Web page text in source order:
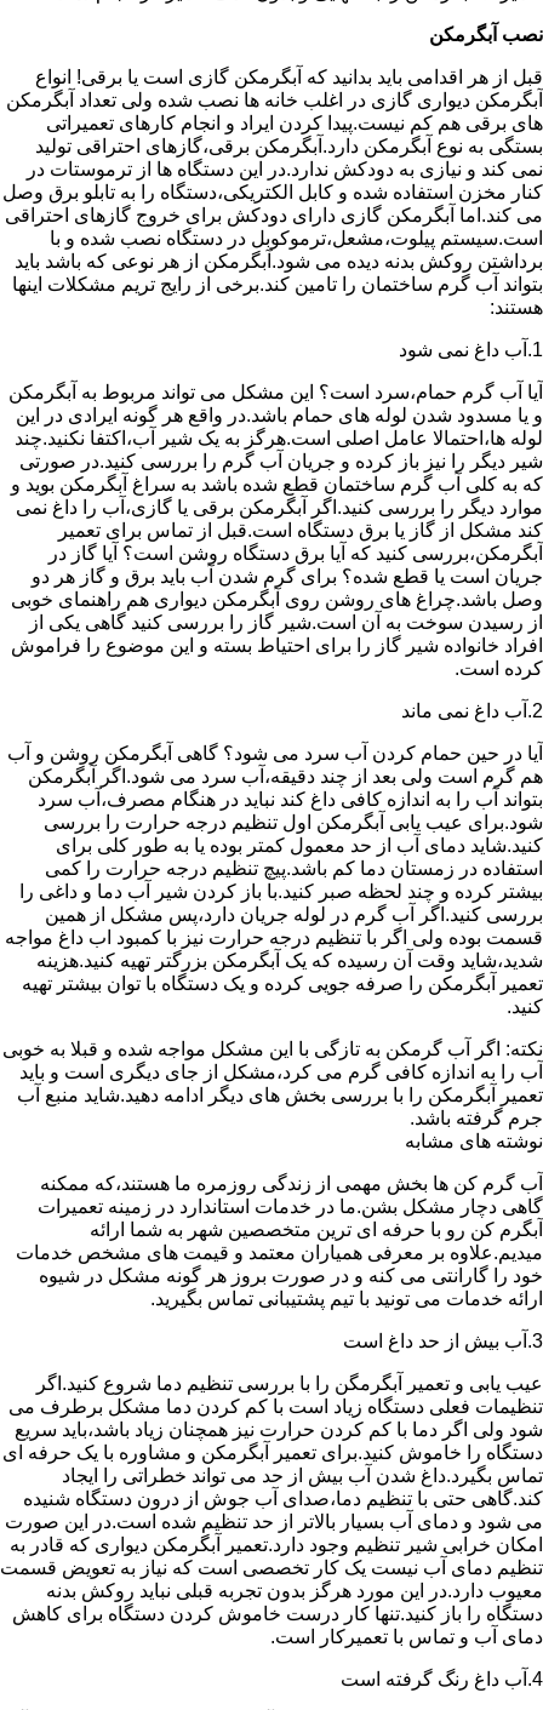
نصب آبگرمکن
قبل از هر اقدامی باید بدانید که آبگرمکن گازی است یا برقی! انواع
آبگرمکن دیواری گازی در اغلب خانه ها نصب شده ولی تعداد آبگرمکن
های برقی هم کم نیست.پیدا کردن ایراد و انجام کارهای تعمیراتی
بستگی به نوع آبگرمکن دارد.آبگرمکن برقی،گازهای احتراقی تولید
نمی کند و نیازی به دودکش ندارد.در این دستگاه ها از ترموستات در
کنار مخزن استفاده شده و کابل الکتریکی،دستگاه را به تابلو برق وصل
می کند.اما آبگرمکن گازی دارای دودکش برای خروج گازهای احتراقی
است.سیستم پیلوت،مشعل،ترموکوبل در دستگاه نصب شده و با
برداشتن روکش بدنه دیده می شود.آبگرمکن از هر نوعی که باشد باید
بتواند آب گرم ساختمان را تامین کند.برخی از رایج تریم مشکلات اینها
هستند:
1.آب داغ نمی شود
آیا آب گرم حمام،سرد است؟ این مشکل می تواند مربوط به آبگرمکن
و یا مسدود شدن لوله های حمام باشد.در واقع هر گونه ایرادی در این
لوله ها،احتمالا عامل اصلی است.هرگز به یک شیر آب،اکتفا نکنید.چند
شیر دیگر را نیز باز کرده و جریان آب گرم را بررسی کنید.در صورتی
که به کلی آب گرم ساختمان قطع شده باشد به سراغ آبگرمکن بوید و
موارد دیگر را بررسی کنید.اگر آبگرمکن برقی یا گازی،آب را داغ نمی
کند مشکل از گاز یا برق دستگاه است.قبل از تماس برای تعمیر
آبگرمکن،بررسی کنید که آیا برق دستگاه روشن است؟ آیا گاز در
جریان است یا قطع شده؟ برای گرم شدن آب باید برق و گاز هر دو
وصل باشد.چراغ های روشن روی آبگرمکن دیواری هم راهنمای خوبی
از رسیدن سوخت به آن است.شیر گاز را بررسی کنید گاهی یکی از
افراد خانواده شیر گاز را برای احتیاط بسته و این موضوع را فراموش
کرده است.
2.آب داغ نمی ماند
آیا در حین حمام کردن آب سرد می شود؟ گاهی آبگرمکن روشن و آب
هم گرم است ولی بعد از چند دقیقه،آب سرد می شود.اگر آبگرمکن
بتواند آب را به اندازه کافی داغ کند نباید در هنگام مصرف،آب سرد
شود.برای عیب یابی آبگرمکن اول تنظیم درجه حرارت را بررسی
کنید.شاید دمای آب از حد معمول کمتر بوده یا به طور کلی برای
استفاده در زمستان دما کم باشد.پیچ تنظیم درجه حرارت را کمی
بیشتر کرده و چند لحظه صبر کنید.با باز کردن شیر آب دما و داغی را
بررسی کنید.اگر آب گرم در لوله جریان دارد،پس مشکل از همین
قسمت بوده ولی اگر با تنظیم درجه حرارت نیز با کمبود اب داغ مواجه
شدید،شاید وقت آن رسیده که یک آبگرمکن بزرگتر تهیه کنید.هزینه
تعمیر آبگرمکن را صرفه جویی کرده و یک دستگاه با توان بیشتر تهیه
کنید.
نکته: اگر آب گرمکن به تازگی با این مشکل مواجه شده و قبلا به خوبی
آب را به اندازه کافی گرم می کرد،مشکل از جای دیگری است و باید
تعمیر آبگرمکن را با بررسی بخش های دیگر ادامه دهید.شاید منبع آب
جرم گرفته باشد.
نوشته های مشابه
آب گرم کن ها بخش مهمی از زندگی روزمره ما هستند،که ممکنه
گاهی دچار مشکل بشن.ما در خدمات استاندارد در زمینه تعمیرات
آبگرم کن رو با حرفه ای ترین متخصصین شهر به شما ارائه
میدیم.علاوه بر معرفی همیاران معتمد و قیمت های مشخص خدمات
خود را گارانتی می کنه و در صورت بروز هر گونه مشکل در شیوه
ارائه خدمات می تونید با تیم پشتیبانی تماس بگیرید.
3.آب بیش از حد داغ است
عیب یابی و تعمیر آبگرمگن را با بررسی تنظیم دما شروع کنید.اگر
تنظیمات فعلی دستگاه زیاد است با کم کردن دما مشکل برطرف می
شود ولی اگر دما با کم کردن حرارت نیز همچنان زیاد باشد،باید سریع
دستگاه را خاموش کنید.برای تعمیر آبگرمکن و مشاوره با یک حرفه ای
تماس بگیرد.داغ شدن آب بیش از حد می تواند خطراتی را ایجاد
کند.گاهی حتی با تنظیم دما،صدای آب جوش از درون دستگاه شنیده
می شود و دمای آب بسیار بالاتر از حد تنظیم شده است.در این صورت
امکان خرابی شیر تنظیم وجود دارد.تعمیر آبگرمکن دیواری که قادر به
تنظیم دمای آب نیست یک کار تخصصی است که نیاز به تعویض قسمت
معیوب دارد.در این مورد هرگز بدون تجربه قبلی نباید روکش بدنه
دستگاه را باز کنید.تنها کار درست خاموش کردن دستگاه برای کاهش
دمای آب و تماس با تعمیرکار است.
4.آب داغ رنگ گرفته است